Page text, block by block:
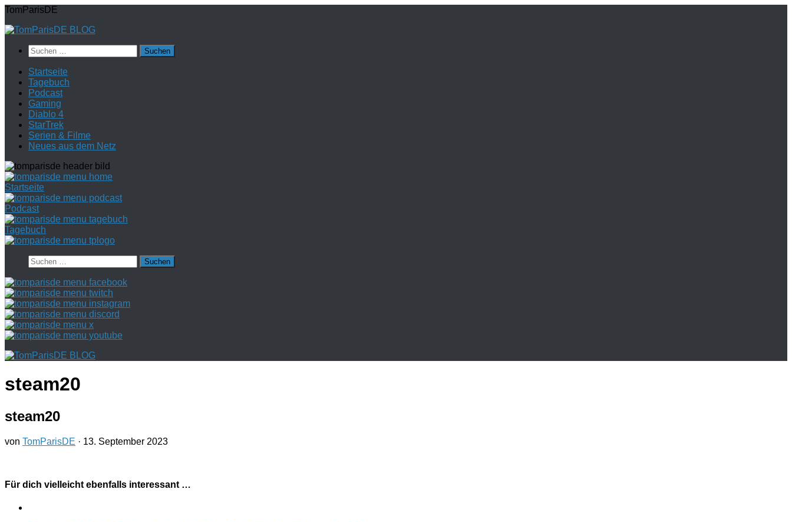
Zum
springen
TomParisDE
Suchen
nach:
Startseite
Tagebuch
Podcast
Gaming
Diablo 4
StarTrek
Serien & Filme
Neues aus dem Netz
Startseite
Podcast
Tagebuch
Suchen
nach:
steam20
steam20
von TomParisDE · 13. September 2023
Für dich vielleicht ebenfalls interessant …